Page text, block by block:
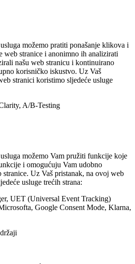
možemo pratiti ponašanje klikova i
web stranice i anonimno ih analizirati
našu web stranicu i kontinuirano
korisničko iskustvo. Uz Vaš
stranici koristimo sljedeće usluge
A/B-Testing
možemo Vam pružiti funkcije koje
i omogućuju Vam udobno
stranice. Uz Vaš pristanak, na ovoj web
usluge trećih strana:
UET (Universal Event Tracking)
Google Consent Mode, Klarna,